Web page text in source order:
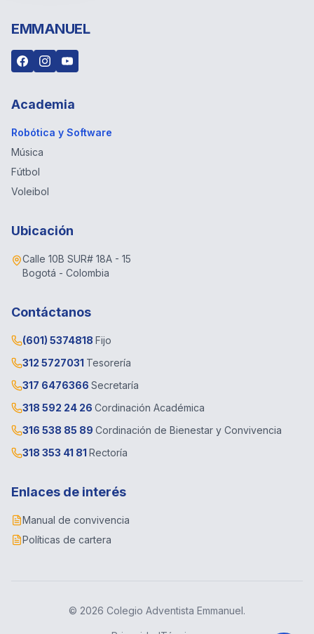
EMMANUEL
Academia
Robótica y Software
Música
Fútbol
Voleibol
Ubicación
Calle 10B SUR# 18A - 15
Bogotá - Colombia
Contáctanos
(601) 5374818 Fijo
312 5727031 Tesorería
317 6476366 Secretaría
318 592 24 26 Cordinación Académica
316 538 85 89 Cordinación de Bienestar y Convivencia
318 353 41 81 Rectoría
Enlaces de interés
Manual de convivencia
Políticas de cartera
© 2026 Colegio Adventista Emmanuel.